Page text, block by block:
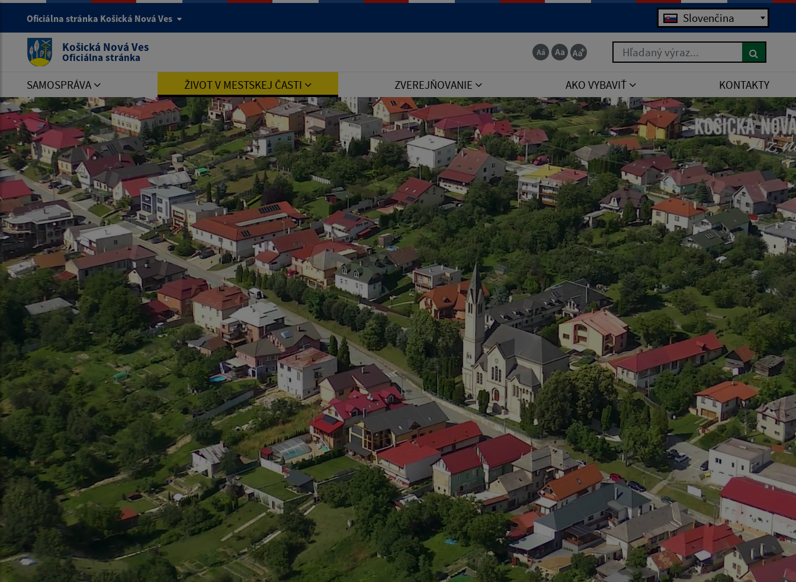
Oficiálna stránka Košická Nová Ves Slovenčina
Košická Nová Ves
Oficiálna stránka
Hľadaný výraz...
SAMOSPRÁVA ŽIVOT V MESTSKEJ ČASTI ZVEREJŇOVANIE AKO VYBAVIŤ KONTAKTY